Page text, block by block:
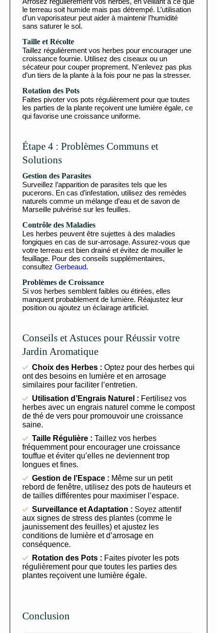
le terreau soit humide mais pas détrempé. L’utilisation
d’un vaporisateur peut aider à maintenir l’humidité
sans saturer le sol.
Taille et Récolte
Taillez régulièrement vos herbes pour encourager une
croissance fournie. Utilisez des ciseaux ou un
sécateur pour couper proprement. N’enlevez pas plus
d’un tiers de la plante à la fois pour ne pas la stresser.
Rotation des Pots
Faites pivoter vos pots régulièrement pour que toutes
les parties de la plante reçoivent une lumière égale, ce
qui favorise une croissance uniforme.
Étape 4 : Problèmes Communs et
Solutions
Gestion des Parasites
Surveillez l’apparition de parasites tels que les
pucerons. En cas d’infestation, utilisez des remèdes
naturels comme un mélange d’eau et de savon de
Marseille pulvérisé sur les feuilles.
Contrôle des Maladies
Les herbes peuvent être sujettes à des maladies
fongiques en cas de sur-arrosage. Assurez-vous que
votre terreau est bien drainé et évitez de mouiller le
feuillage. Pour des conseils supplémentaires,
consultez Gerbeaud.
Problèmes de Croissance
Si vos herbes semblent faibles ou étirées, elles
manquent probablement de lumière. Réajustez leur
position ou ajoutez un éclairage artificiel.
Conseils et Astuces pour Réussir votre
Jardin Aromatique
Choix des Herbes : Optez pour des herbes qui
ont des besoins en lumière et en arrosage
similaires pour faciliter l’entretien.
Utilisation d’Engrais Naturel : Fertilisez vos
herbes avec un engrais naturel comme le compost
de thé de vers pour promouvoir une croissance
saine.
Taille Régulière : Taillez vos herbes
fréquemment pour encourager une croissance
touffue et éviter qu’elles ne deviennent trop
longues et fines.
Gestion de l’Espace : Même sur un petit
rebord de fenêtre, utilisez des pots de hauteurs et
de tailles différentes pour maximiser l’espace.
Surveillance et Adaptation : Soyez attentif
aux signes de stress des plantes (comme le
jaunissement des feuilles) et ajustez les
conditions de lumière et d’arrosage en
conséquence.
Rotation des Pots : Faites pivoter les pots
régulièrement pour que toutes les parties des
plantes reçoivent une lumière égale.
Conclusion